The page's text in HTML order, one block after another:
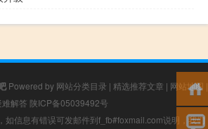
Powered by 网站分类目录 | 精选推荐文章 | 网站地图 |
难解答 陕ICP备05039492号
如信息有错误可发邮件到f_fb#foxmail.com说明，我们